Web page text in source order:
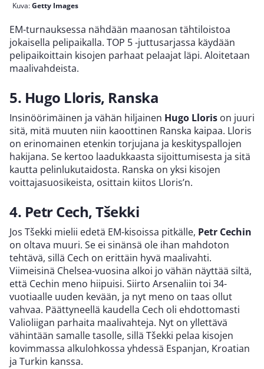
Kuva:Getty Images
EM-turnauksessa nähdään maanosan tähtiloistoa
jokaisella pelipaikalla. TOP 5 -juttusarjassa käydään
pelipaikoittain kisojen parhaat pelaajat läpi. Aloitetaan
maalivahdeista.
5. Hugo Lloris, Ranska
Insinöörimäinen ja vähän hiljainen Hugo Lloris on juuri
sitä, mitä muuten niin kaoottinen Ranska kaipaa. Lloris
on erinomainen etenkin torjujana ja keskityspallojen
hakijana. Se kertoo laadukkaasta sijoittumisesta ja sitä
kautta pelinlukutaidosta. Ranska on yksi kisojen
voittajasuosikeista, osittain kiitos Lloris’n.
4. Petr Cech, Tšekki
Jos Tšekki mielii edetä EM-kisoissa pitkälle, Petr Cechin
on oltava muuri. Se ei sinänsä ole ihan mahdoton
tehtävä, sillä Cech on erittäin hyvä maalivahti.
Viimeisinä Chelsea-vuosina alkoi jo vähän näyttää siltä,
että Cechin meno hiipuisi. Siirto Arsenaliin toi 34-
vuotiaalle uuden kevään, ja nyt meno on taas ollut
vahvaa. Päättyneellä kaudella Cech oli ehdottomasti
Valioliigan parhaita maalivahteja. Nyt on yllettävä
vähintään samalle tasolle, sillä Tšekki pelaa kisojen
kovimmassa alkulohkossa yhdessä Espanjan, Kroatian
ja Turkin kanssa.